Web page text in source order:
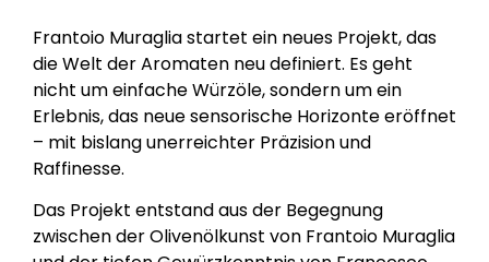
Frantoio Muraglia startet ein neues Projekt, das
die Welt der Aromaten neu definiert. Es geht
nicht um einfache Würzöle, sondern um ein
Erlebnis, das neue sensorische Horizonte eröffnet
– mit bislang unerreichter Präzision und
Raffinesse.
Das Projekt entstand aus der Begegnung
zwischen der Olivenölkunst von Frantoio Muraglia